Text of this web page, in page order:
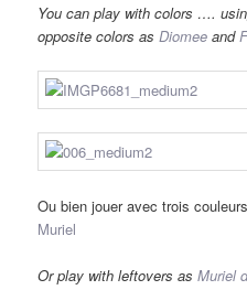
You can play with colors ….
opposite colors asDiomee and
Ou bien jouer avec trois
Muriel
Or play with leftovers asMuriel